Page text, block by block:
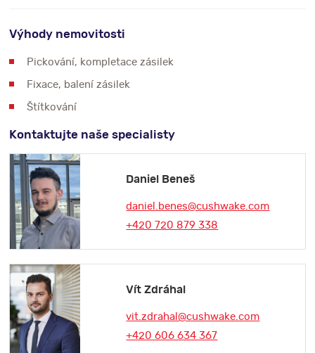
Výhody nemovitosti
Pickování, kompletace zásilek
Fixace, balení zásilek
Štítkování
Kontaktujte naše specialisty
Daniel Beneš
daniel.benes@cushwake.com
+420 720 879 338
Vít Zdráhal
vit.zdrahal@cushwake.com
+420 606 634 367